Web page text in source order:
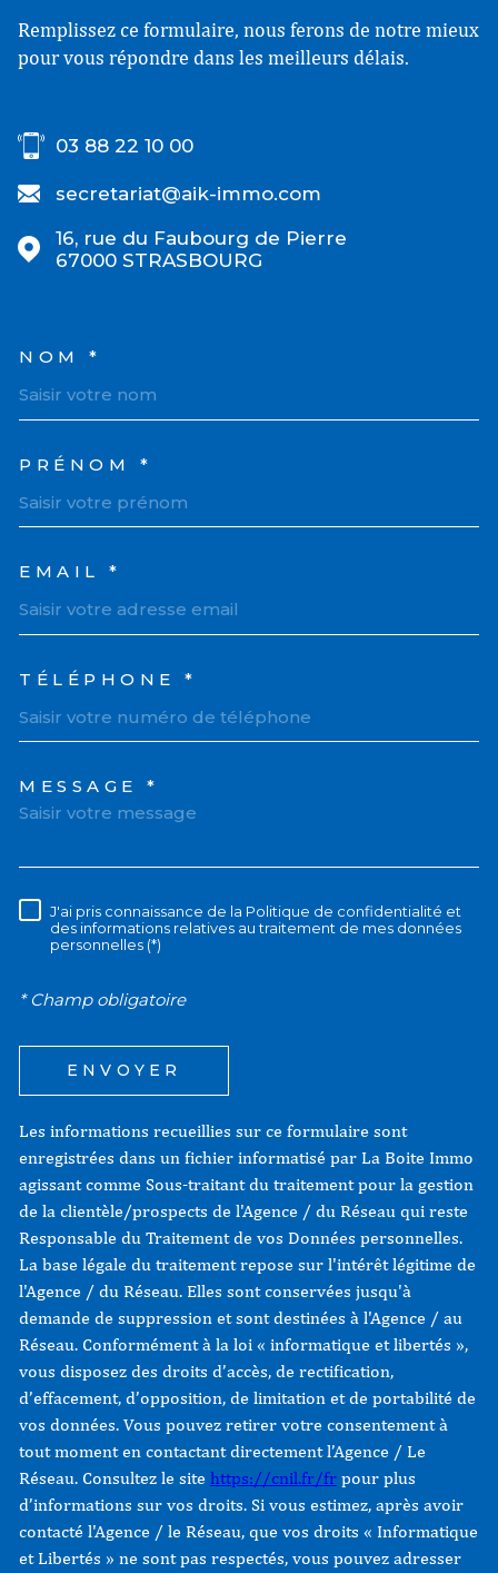
Remplissez ce formulaire, nous ferons de notre mieux
pour vous répondre dans les meilleurs délais.
03 88 22 10 00
secretariat@aik-immo.com
16, rue du Faubourg de Pierre
67000
STRASBOURG
NOM *
PRÉNOM *
EMAIL *
TÉLÉPHONE *
MESSAGE *
RÈGLEMENTATION
J'ai pris connaissance de la Politique de confidentialité et
des informations relatives au traitement de mes données
personnelles (*)
* Champ obligatoire
ENVOYER
Les informations recueillies sur ce formulaire sont
enregistrées dans un fichier informatisé par La Boite Immo
agissant comme Sous-traitant du traitement pour la gestion
de la clientèle/prospects de l'Agence / du Réseau qui reste
Responsable du Traitement de vos Données personnelles.
La base légale du traitement repose sur l'intérêt légitime de
l'Agence / du Réseau. Elles sont conservées jusqu'à
demande de suppression et sont destinées à l'Agence / au
Réseau. Conformément à la loi « informatique et libertés »,
vous disposez des droits d’accès, de rectification,
d’effacement, d’opposition, de limitation et de portabilité de
vos données. Vous pouvez retirer votre consentement à
tout moment en contactant directement l’Agence / Le
Réseau. Consultez le site https://cnil.fr/fr pour plus
d’informations sur vos droits. Si vous estimez, après avoir
contacté l'Agence / le Réseau, que vos droits « Informatique
et Libertés » ne sont pas respectés, vous pouvez adresser